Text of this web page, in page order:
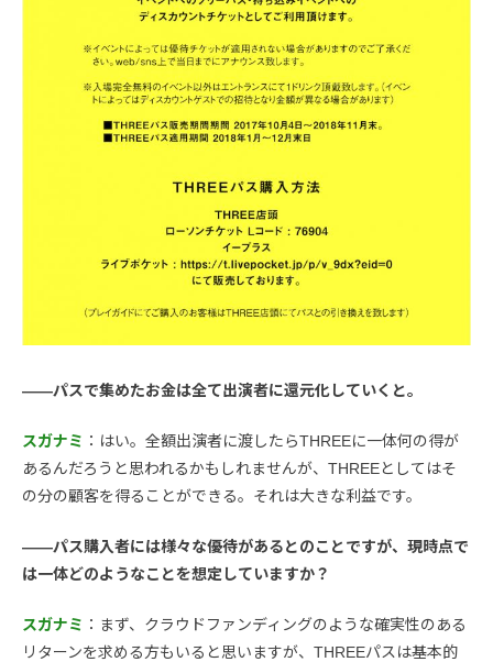
――パスで集めたお金は全て出演者に還元化していくと。
スガナミ ：はい。全額出演者に渡したらTHREEに一体何の得が
あるんだろうと思われるかもしれませんが、THREEとしてはそ
の分の顧客を得ることができる。それは大きな利益です。
――パス購入者には様々な優待があるとのことですが、現時点で
は一体どのようなことを想定していますか？
スガナミ ：まず、クラウドファンディングのような確実性のある
リターンを求める方もいると思いますが、THREEパスは基本的